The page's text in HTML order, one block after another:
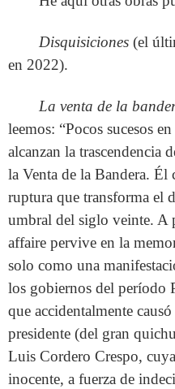
Disquisiciones (el
en 2022).
La venta de la
leemos: “Pocos sucesos
alcanzan la trascendencia
la Venta de la Bandera.
ruptura que transforma el
umbral del siglo veinte. A
affaire pervive en la
solo como una
los gobiernos del período
que accidentalmente
presidente (del gran
Luis Cordero Crespo,
inocente, a fuerza de